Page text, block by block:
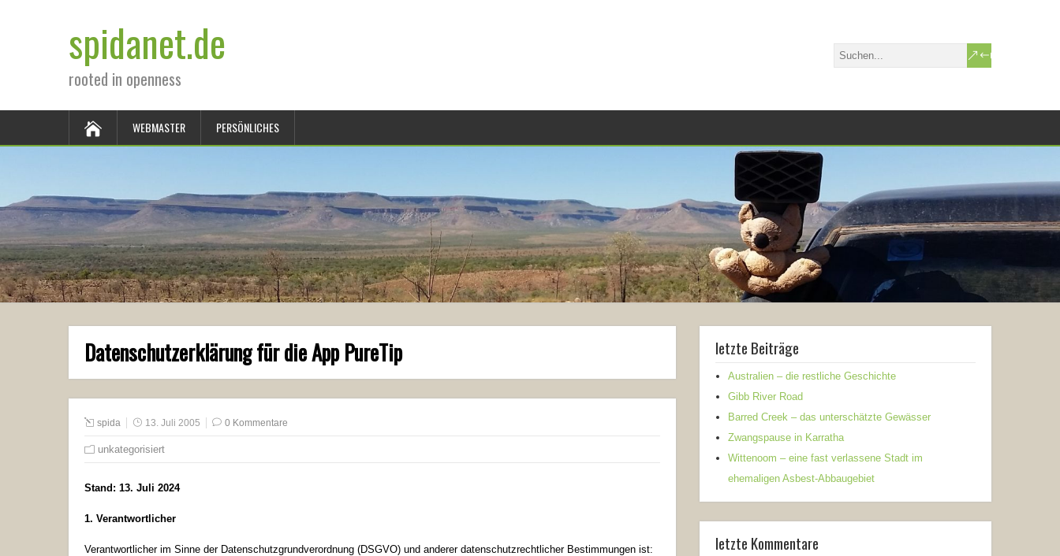
spidanet.de
rooted in openness
WEBMASTER PERSÖNLICHES
Datenschutzerklärung für die App PureTip
spida 13. Juli 2005 0 Kommentare
unkategorisiert
Stand: 13. Juli 2024
1. Verantwortlicher
Verantwortlicher im Sinne der Datenschutzgrundverordnung (DSGVO) und anderer datenschutzrechtlicher Bestimmungen ist:
letzte Beiträge
Australien – die restliche Geschichte
Gibb River Road
Barred Creek – das unterschätzte Gewässer
Zwangspause in Karratha
Wittenoom – eine fast verlassene Stadt im
ehemaligen Asbest-Abbaugebiet
letzte Kommentare